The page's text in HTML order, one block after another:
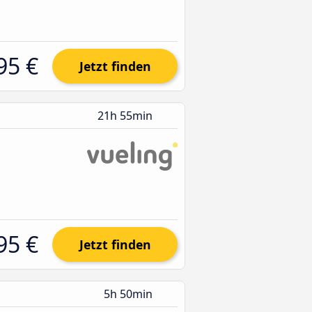
€ Jetzt finden
21h 55min
€ Jetzt finden
5h 50min